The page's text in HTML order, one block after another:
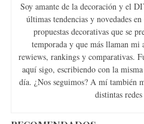
Soy amante de la decoración y el
últimas tendencias y novedades
propuestas decorativas que se
temporada y que más llaman mi
rewiews, rankings y comparativas.
aquí sigo, escribiendo con la
día. ¿Nos seguimos? A mí también
distintas